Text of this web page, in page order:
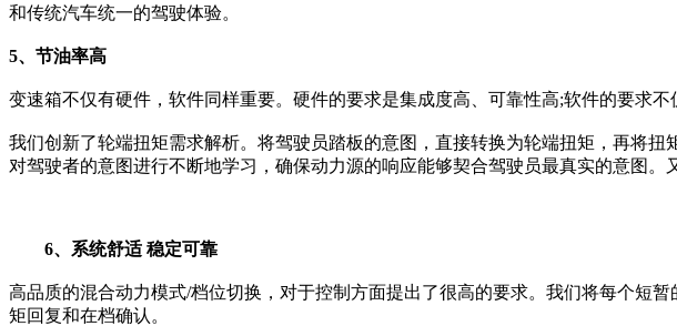
和传统汽车统一的驾驶体验。
5、节油率高
变速箱不仅有硬件，软件同样重要。硬件的要求是集成度高、可靠性高;软件的要求不
我们创新了轮端扭矩需求解析。将驾驶员踏板的意图，直接转换为轮端扭矩，再将
对驾驶者的意图进行不断地学习，确保动力源的响应能够契合驾驶员最真实的意图
6、系统舒适 稳定可靠
高品质的混合动力模式/档位切换，对于控制方面提出了很高的要求。我们将每个
矩回复和在档确认。